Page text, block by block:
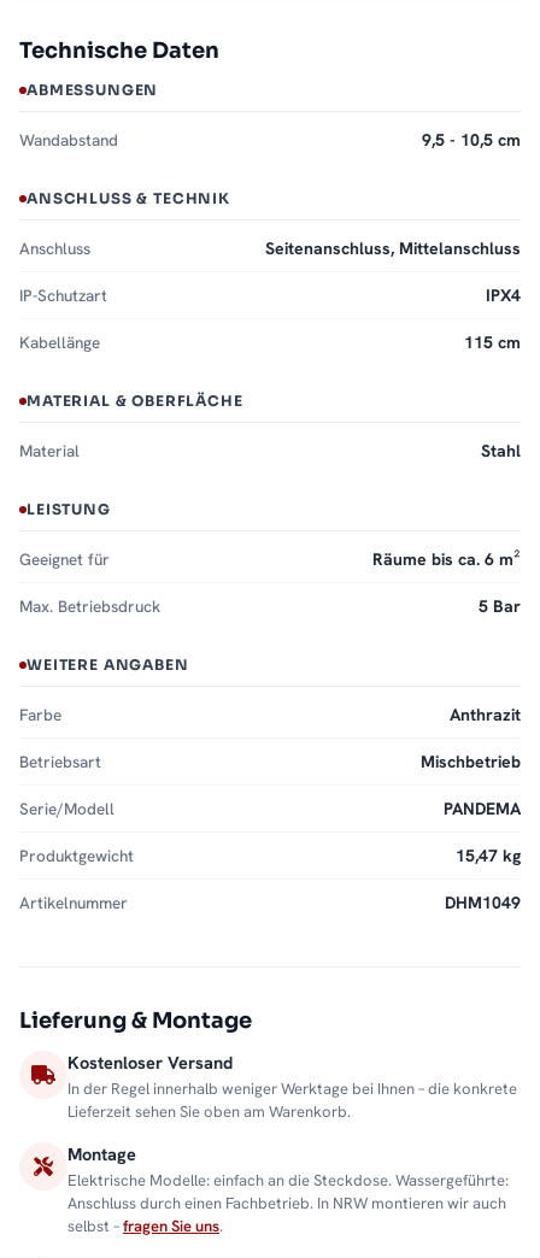
Technische Daten
ABMESSUNGEN
Wandabstand 9,5 - 10,5 cm
ANSCHLUSS & TECHNIK
Anschluss Seitenanschluss, Mittelanschluss
IP-Schutzart IPX4
Kabellänge 115 cm
MATERIAL & OBERFLÄCHE
Material Stahl
LEISTUNG
Geeignet für Räume bis ca. 6 m²
Max. Betriebsdruck 5 Bar
WEITERE ANGABEN
Farbe Anthrazit
Betriebsart Mischbetrieb
Serie/Modell PANDEMA
Produktgewicht 15,47 kg
Artikelnummer DHM1049
Lieferung & Montage
Kostenloser Versand
In der Regel innerhalb weniger Werktage bei Ihnen – die konkrete
Lieferzeit sehen Sie oben am Warenkorb.
Montage
Elektrische Modelle: einfach an die Steckdose. Wassergeführte:
Anschluss durch einen Fachbetrieb. In NRW montieren wir auch
selbst –fragen Sie uns.